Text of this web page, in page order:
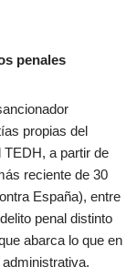
penales
propias del
TEDH, a partir de
reciente de 30
España), entre
penal distinto
abarca lo que en